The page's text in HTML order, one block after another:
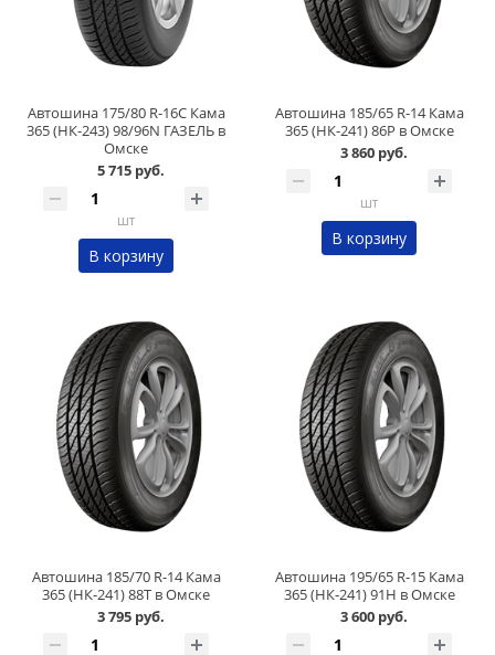
Автошина 175/80 R-16C Кама
365 (НК-243) 98/96N ГАЗЕЛЬ в
Омске
5 715 руб.
шт
В корзину
Автошина 185/65 R-14 Кама
365 (НК-241) 86Р в Омске
3 860 руб.
шт
В корзину
Автошина 185/70 R-14 Кама
365 (НК-241) 88Т в Омске
3 795 руб.
Автошина 195/65 R-15 Кама
365 (НК-241) 91H в Омске
3 600 руб.